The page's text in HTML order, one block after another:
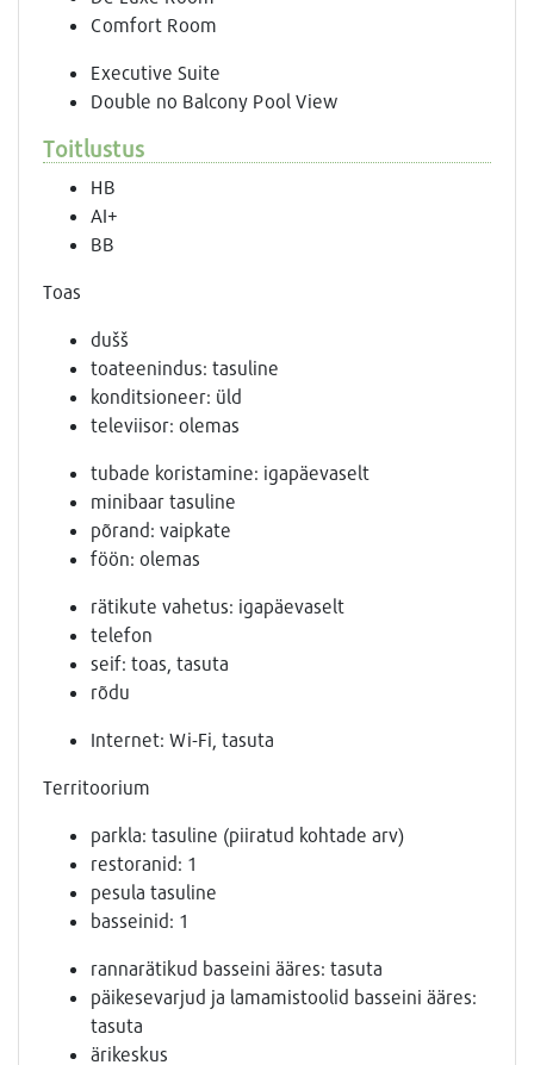
Comfort Room
Executive Suite
Double no Balcony Pool View
Toitlustus
HB
AI+
BB
Toas
dušš
toateenindus: tasuline
konditsioneer: üld
televiisor: olemas
tubade koristamine: igapäevaselt
minibaar tasuline
põrand: vaipkate
föön: olemas
rätikute vahetus: igapäevaselt
telefon
seif: toas, tasuta
rõdu
Internet: Wi-Fi, tasuta
Territoorium
parkla: tasuline (piiratud kohtade arv)
restoranid: 1
pesula tasuline
basseinid: 1
rannarätikud basseini ääres: tasuta
päikesevarjud ja lamamistoolid basseini ääres:
tasuta
ärikeskus